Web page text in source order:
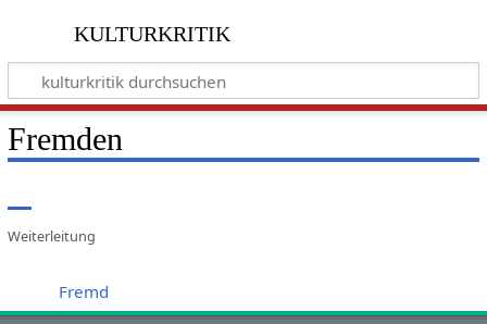
kulturkritik
Fremden
Weiterleitung
Fremd